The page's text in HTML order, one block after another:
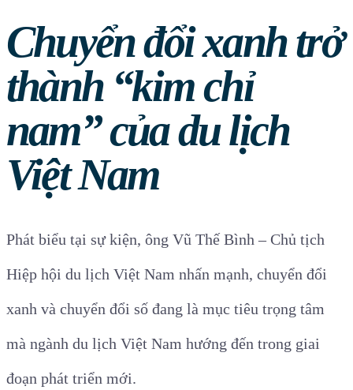
Chuyển đổi xanh trở
thành “kim chỉ
nam” của du lịch
Việt Nam
Phát biểu tại sự kiện, ông Vũ Thế Bình – Chủ tịch
Hiệp hội du lịch Việt Nam nhấn mạnh, chuyển đổi
xanh và chuyển đổi số đang là mục tiêu trọng tâm
mà ngành du lịch Việt Nam hướng đến trong giai
đoạn phát triển mới.